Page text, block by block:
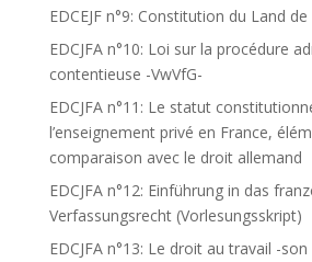
EDCEJF n°9: Constitution du Land de
EDCJFA n°10: Loi sur la procédure
contentieuse -VwVfG-
EDCJFA n°11: Le statut
l’enseignement privé en France,
comparaison avec le droit allemand
EDCJFA n°12: Einführung in das
Verfassungsrecht (Vorlesungsskript)
EDCJFA n°13: Le droit au travail -